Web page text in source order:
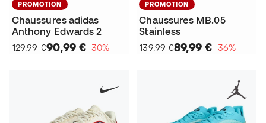
PROMOTION
Chaussures adidas
Anthony Edwards 2
129,99 €90,99 €−30%
PROMOTION
Chaussures MB.05
Stainless
139,99 €89,99 €−36%